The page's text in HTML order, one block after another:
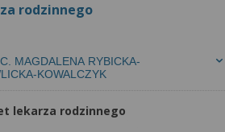
rodzinnego
MAGDALENA RYBICKA-
KOWALCZYK
lekarza rodzinnego